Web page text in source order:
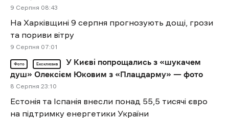
9 Cерпня 08:43
На Харківщині 9 серпня прогнозують дощі, грози
та пориви вітру
9 Cерпня 07:01
Фото Ексклюзив
У Києві попрощались з «шукачем
душ» Олексієм Юковим з «Плацдарму» — фото
8 Cерпня 23:10
Естонія та Іспанія внесли понад 55,5 тисячі євро
на підтримку енергетики України